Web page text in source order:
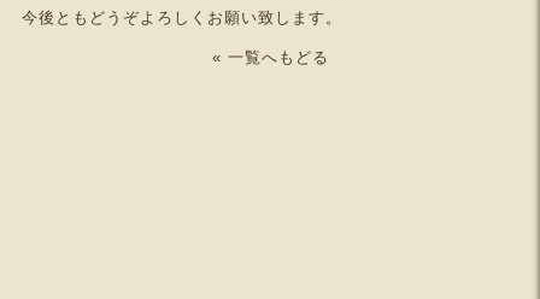
今後ともどうぞよろしくお願い致します。
« 一覧へもどる